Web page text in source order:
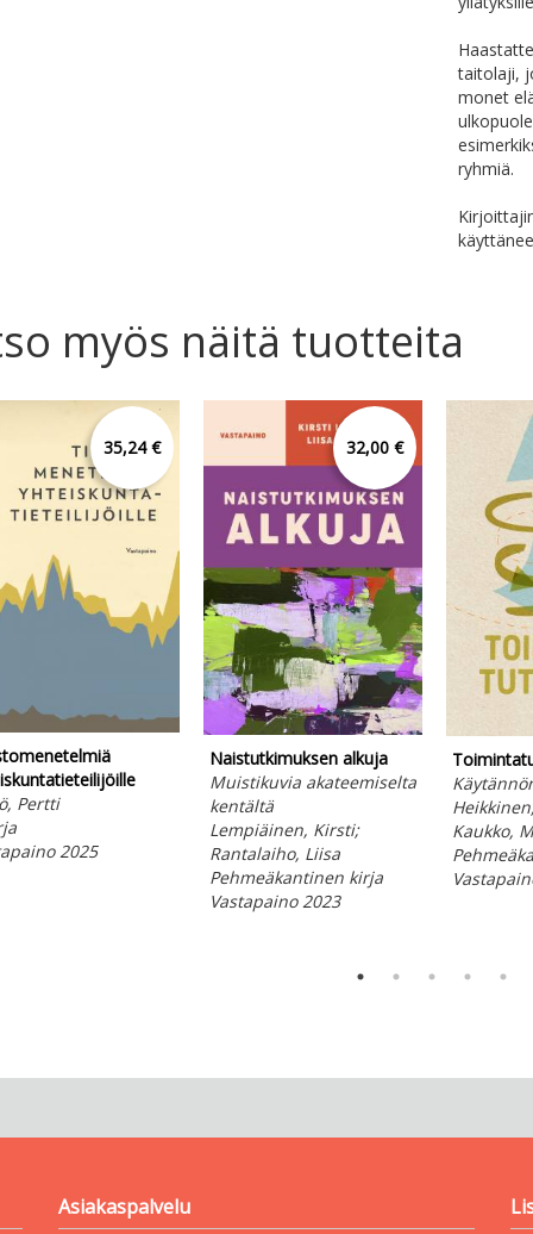
taitolaji,
monet
ryhmiä.
myös näitä tuotteita
35,24 €
Pertti
2025
32,00 €
Naistutkimuksen alkuja
Muistikuvia akateemiselta
kentältä
Lempiäinen, Kirsti;
Rantalaiho, Liisa
Pehmeäkantinen kirja
Vastapaino 2023
Kaukko,
Asiakaspalvelu